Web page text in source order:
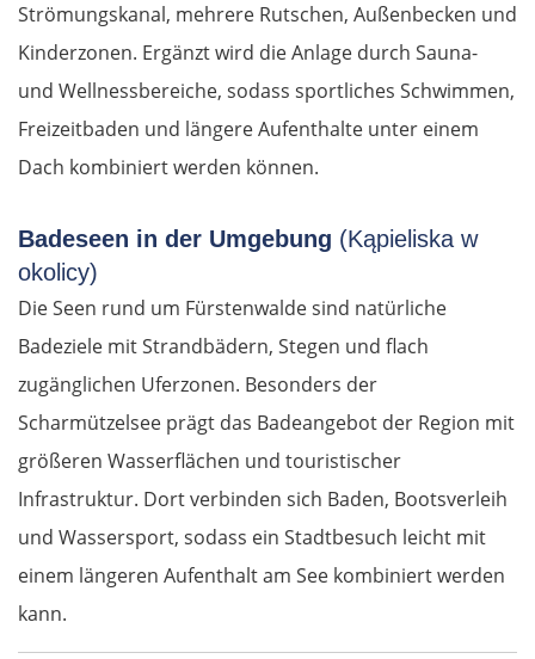
Strömungskanal, mehrere Rutschen, Außenbecken und
Kinderzonen. Ergänzt wird die Anlage durch Sauna-
und Wellnessbereiche, sodass sportliches Schwimmen,
Freizeitbaden und längere Aufenthalte unter einem
Dach kombiniert werden können.
Badeseen in der Umgebung (Kąpieliska w
okolicy)
Die Seen rund um Fürstenwalde sind natürliche
Badeziele mit Strandbädern, Stegen und flach
zugänglichen Uferzonen. Besonders der
Scharmützelsee prägt das Badeangebot der Region mit
größeren Wasserflächen und touristischer
Infrastruktur. Dort verbinden sich Baden, Bootsverleih
und Wassersport, sodass ein Stadtbesuch leicht mit
einem längeren Aufenthalt am See kombiniert werden
kann.